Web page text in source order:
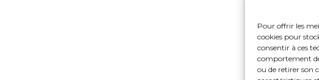
Pour offrir les
cookies pour
consentir à ces
comportement
ou de retirer son